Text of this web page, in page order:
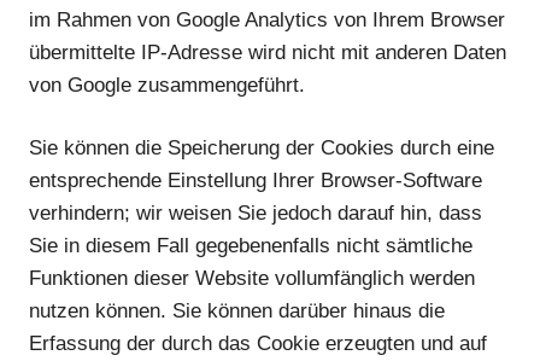
im Rahmen von Google Analytics von Ihrem Browser
übermittelte IP-Adresse wird nicht mit anderen Daten
von Google zusammengeführt.
Sie können die Speicherung der Cookies durch eine
entsprechende Einstellung Ihrer Browser-Software
verhindern; wir weisen Sie jedoch darauf hin, dass
Sie in diesem Fall gegebenenfalls nicht sämtliche
Funktionen dieser Website vollumfänglich werden
nutzen können. Sie können darüber hinaus die
Erfassung der durch das Cookie erzeugten und auf